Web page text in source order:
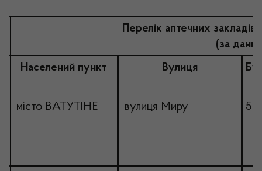
Перелік аптечних
(за
Населений пункт
Вулиця
місто ВАТУТІНЕ вулиця Миру 5